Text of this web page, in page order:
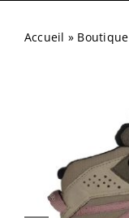
Accueil » Boutique